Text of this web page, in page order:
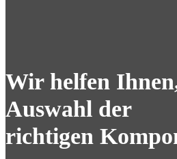
Wir helfen
Auswahl der
richtigen